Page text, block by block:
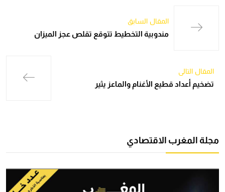
المقال السابق
مندوبية التخطيط تتوقع تقلص عجز الميزان
المقال التالي
تضخيم أعداد قطيع الأغنام والماعز يثير
مجلة المغرب الاقتصادي